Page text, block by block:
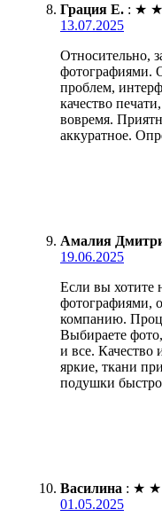
Грация Е. : ★ ★
13.07.2025
Относительно,
фотографиями.
проблем,
качество
вовремя.
аккуратное.
Амалия
19.06.2025
Если вы хотите
фотографиями,
компанию.
Выбираете
и все. Качество
яркие, ткани
подушки
Василина : ★ ★
01.05.2025